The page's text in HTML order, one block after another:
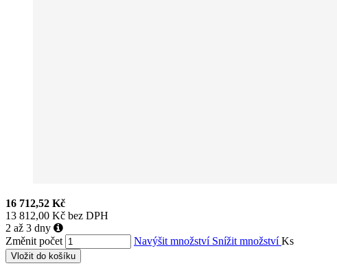
16 712,52 Kč
13 812,00 Kč bez DPH
2 až 3 dny
Změnit počet
Navýšit množství Snížit množstvíKs
Vložit do košíku